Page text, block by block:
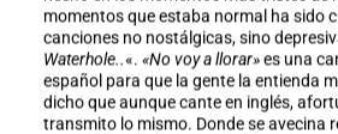
momentos que estaba normal ha sido
canciones no nostálgicas, sino
Waterhole..«. «No voy a llorar»es una
español para que la gente la entienda
dicho que aunque cante en inglés,
transmito lo mismo. Donde se avecina